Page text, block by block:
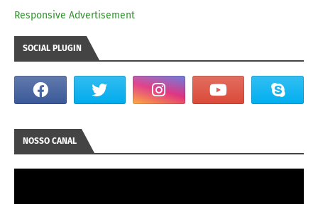
Responsive Advertisement
SOCIAL PLUGIN
NOSSO CANAL